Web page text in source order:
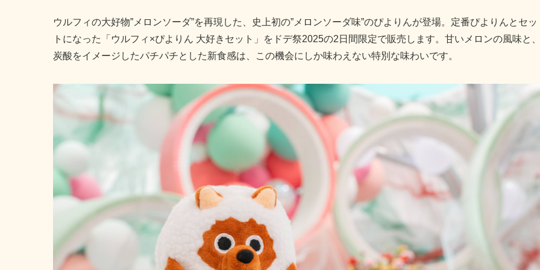
ウルフィの大好物”メロンソーダ”を再現した、史上初の”メロンソーダ味”のぴよりんが登場。定番ぴよりんとセッ
トになった「ウルフィ×ぴよりん 大好きセット」をドデ祭2025の2日間限定で販売します。甘いメロンの風味と
炭酸をイメージしたパチパチとした新食感は、この機会にしか味わえない特別な味わいです。